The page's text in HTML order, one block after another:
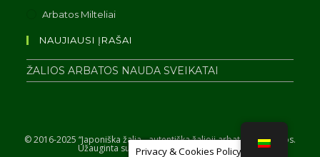
Arbatos Milteliai
NAUJIAUSI ĮRAŠAI
ŽALIOS ARBATOS NAUDA SVEIKATAI
© 2016-2025 “Japoniška žalia - autentiška žalioji arbata iš Japonijos.
Užauginta su 💗”. Visos teisės saugomos.
Privacy & Cookies Policy